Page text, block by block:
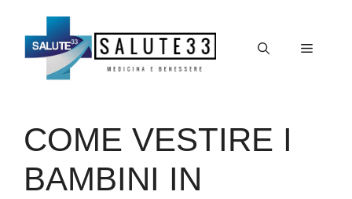
contenuto
Menu
COME VESTIRE I
BAMBINI IN